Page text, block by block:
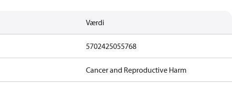
Værdi
5702425055768
Cancer and Reproductive Harm